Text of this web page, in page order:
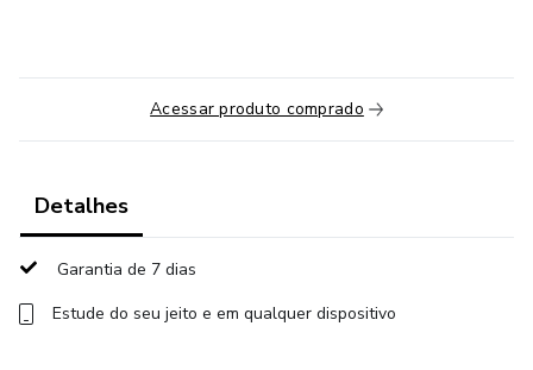
Acessar produto comprado
Detalhes
Garantia de 7 dias
Estude do seu jeito e em qualquer dispositivo